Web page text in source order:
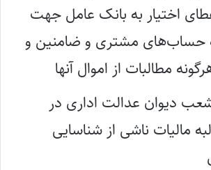
اختیار به بانک عامل جهت
حساب‌های مشتری و ضامنین و
مطالبات از اموال آنها
دیوان عدالت اداری در
مالیات ناشی از شناسایی